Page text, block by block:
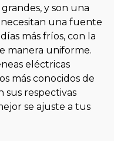
y son una
una fuente
más fríos, con la
manera uniforme.
eléctricas
más conocidos de
sus respectivas
se ajuste a tus